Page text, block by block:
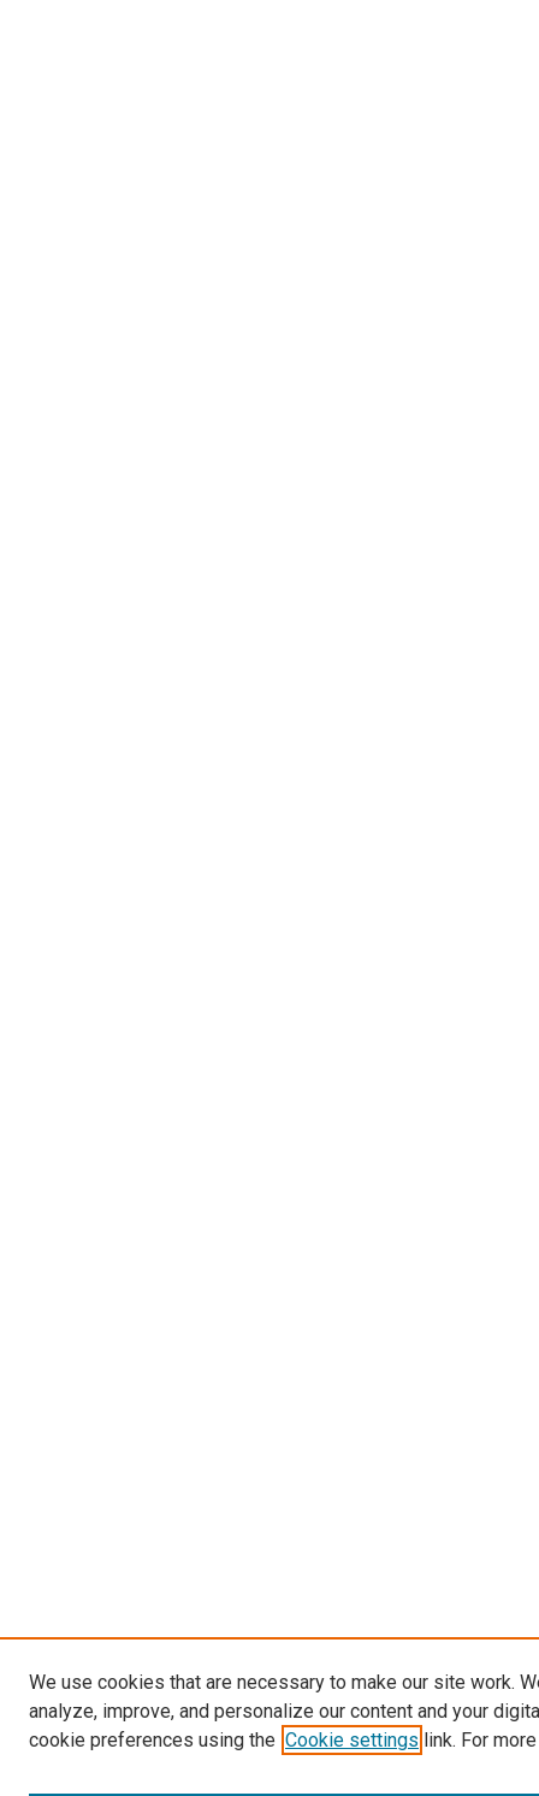
We use cookies that are necessary to make our site work.
analyze, improve, and personalize our content and your
cookie preferences using the Cookie settings link. For